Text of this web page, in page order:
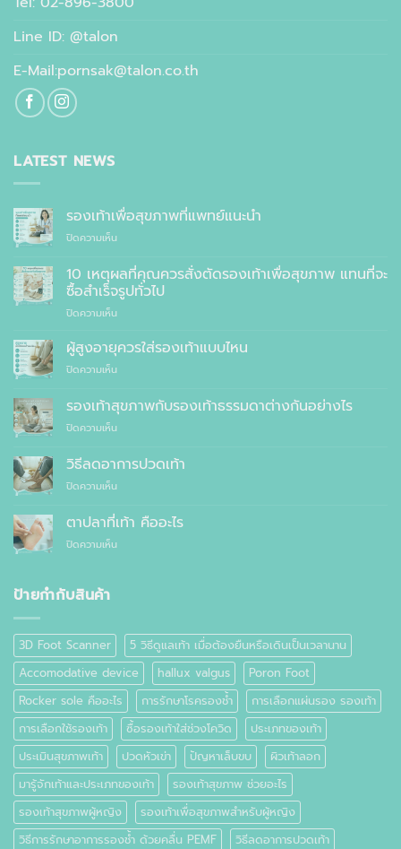
Line ID: @talon
E-Mail:pornsak@talon.co.th
LATEST NEWS
รองเท้าเพื่อสุขภาพที่แพทย์แนะนำ
ปิดความเห็นบน
เพื่อ
สุขภาพ
ที่
แพทย์
10 เหตุผลที่คุณควรสั่งตัดรองเท้าเพื่อสุขภาพ แทนที่จะ
ซื้อสำเร็จรูปทั่วไป
ปิดความเห็นบน
เหตุผล
คุณ
สั่ง
ตัด
รองเท้า
สุขภาพ
สำเร็จรูป
ทั่วไป
ผู้สูงอายุควรใส่รองเท้าแบบไหน
ปิดความเห็นบน
สูง
อายุ
ควร
รองเท้า
ไหน
รองเท้าสุขภาพกับรองเท้าธรรมดาต่างกันอย่างไร
ปิดความเห็นบน
สุขภาพ
กับ
รองเท้า
ต่าง
อย่างไร
วิธีลดอาการปวดเท้า
ปิดความเห็นบน
ลด
อาการ
ปวด
ตาปลาที่เท้า คืออะไร
ปิดความเห็นบน
ป้ายกำกับสินค้า
3D Foot Scanner
5 วิธีดูแลเท้า เมื่อต้องยืนหรือเดินเป็นเวลานาน
Accomodative device
hallux valgus
Poron Foot
Rocker sole คืออะไร
การรักษาโรครองช้ำ
การเลือกแผ่นรอง รองเท้า
การเลือกใช้รองเท้า
ซื้อรองเท้าใส่ช่วงโควิด
ประเภทของเท้า
ประเมินสุขภาพเท้า
ปวดหัวเข่า ปัญหาเล็บขบ
ผิวเท้าลอก
มารู้จักเท้าและประเภทของเท้า
รองเท้าสุขภาพ ช่วยอะไร
รองเท้าสุขภาพผู้หญิง
รองเท้าเพื่อสุขภาพสำหรับผู้หญิง
วิธีการรักษาอาการรองช้ำ ด้วยคลื่น PEMF
วิธีลดอาการปวดเท้า